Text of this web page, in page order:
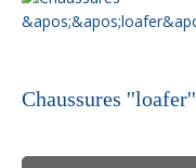
Chaussures ''loafer''